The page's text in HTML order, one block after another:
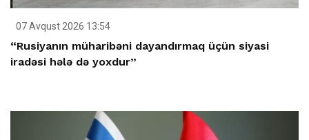
07 Avqust 2026 13:54
“Rusiyanın müharibəni dayandırmaq üçün siyasi
iradəsi hələ də yoxdur”